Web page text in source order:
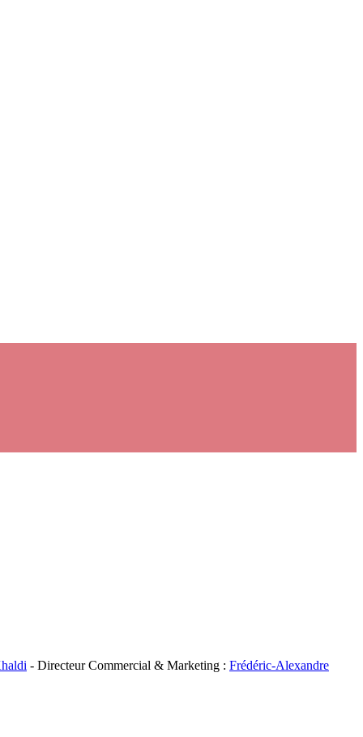
- Directeur Commercial & Marketing : Frédéric-Alexandre